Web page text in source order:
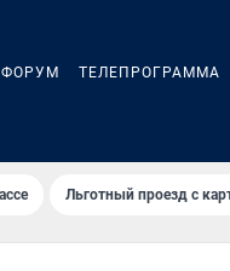
ФОРУМ ТЕЛЕПРОГРАММА
Льготный проезд с